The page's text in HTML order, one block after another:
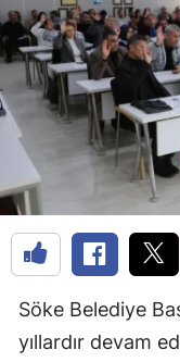
Söke Belediye
yıllardır devam